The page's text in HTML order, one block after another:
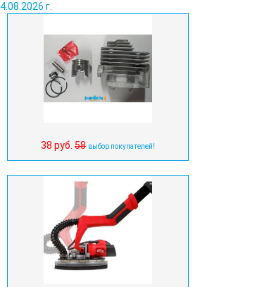
4.08.2026 г.
38 руб. 58 выбор покупателей!